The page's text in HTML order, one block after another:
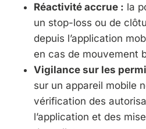
Réactivité accrue : la
un stop-loss ou de
depuis l’application
en cas de mouvement
Vigilance sur les
sur un appareil mobile
vérification des
l’application et des